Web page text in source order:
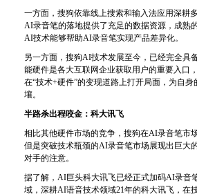
一方面，搜狗依靠线上搜索和输入法应用深耕
AI录音笔的落地提供了充足的数据资源，成熟
AI技术能够帮助AI录音笔实现产品差异化。
另一方面，搜狗AI技术发展至今，已经完全具
能硬件是各大互联网企业获取用户的重要入口
在“技术+硬件”的变现道路上打开局面，为自
壤。
半路杀出程咬金：科大讯飞
相比其他硬件市场的竞争，搜狗在AI录音笔市
但是突破技术瓶颈的AI录音笔市场展现出巨大
对手的注意。
据了解，AI巨头科大讯飞已经正式加码AI录音
域，深耕AI语音技术领域21年的科大讯飞，在